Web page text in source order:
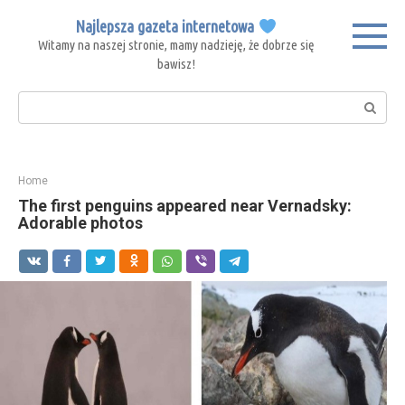
content
Najlepsza gazeta internetowa
Witamy na naszej stronie, mamy nadzieję, że dobrze się
bawisz!
Search:
Home
The first penguins appeared near Vernadsky:
Adorable photos